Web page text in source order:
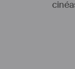
J'exerce
Je propose mes
particuliers,